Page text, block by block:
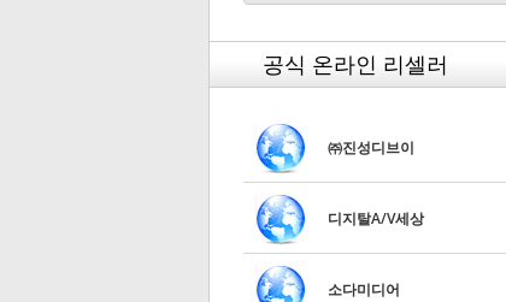
공식 온라인 리셀러
㈜진성디브이
디지탈A/V세상
소다미디어